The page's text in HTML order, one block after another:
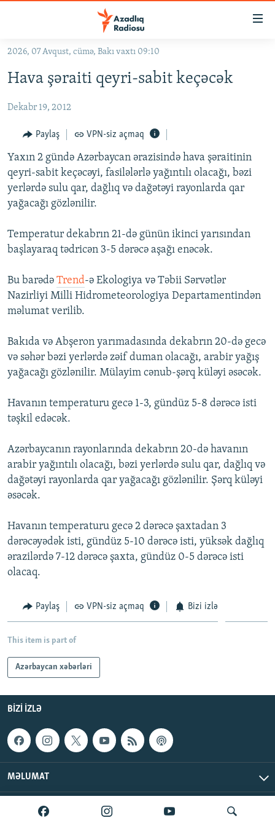
Əsas
qayıt
naviqasiyaya
Axtarışa
keç
#İZAHLA
KORRUPSIOMETR
#ƏSLINDƏ
FƏRQƏ BAX
QANUNI DOĞRU
ARAŞDIRMA
VIDEO
İNFOQRAFIKA
KARIKATURA
RADIO ARXIV
AZƏRBAYCAN ƏDƏBIYYATI KITABXANASI
İSLAM VƏ DEMOKRATIYA
MISSIYAMIZ
PEŞƏ ETIKASI VƏ JURNALISTIKA STANDARTLARIMIZ
AZADLIQRADIOSU MOBIL TELEFONUNUZDA
BIZIMLƏ ƏLAQƏ
XƏBƏR BÜLLETENLƏRIMIZ
BIZI IZLƏ
RFE/RL-in bütün saytları
2026, 07 Avqust, cümə, Bakı vaxtı 09:10
Hava şəraiti qeyri-sabit keçəcək
Dekabr 19, 2012
Paylaş VPN-siz açmaq
Yaxın 2 gündə Azərbaycan ərazisində hava şəraitinin
qeyri-sabit keçəcəyi, fasilələrlə yağıntılı olacağı, bəzi
yerlərdə sulu qar, dağlıq və dağətəyi rayonlarda qar
yağacağı gözlənilir.
Temperatur dekabrın 21-də günün ikinci yarısından
başlayaraq tədricən 3-5 dərəcə aşağı enəcək.
Bu barədə Trend-ə Ekologiya və Təbii Sərvətlər
Nazirliyi Milli Hidrometeorologiya Departamentindən
məlumat verilib.
Bakıda və Abşeron yarımadasında dekabrın 20-də gecə
və səhər bəzi yerlərdə zəif duman olacağı, arabir yağış
yağacağı gözlənilir. Mülayim cənub-şərq küləyi əsəcək.
Havanın temperaturu gecə 1-3, gündüz 5-8 dərəcə isti
təşkil edəcək.
Azərbaycanın rayonlarında dekabrın 20-də havanın
arabir yağıntılı olacağı, bəzi yerlərdə sulu qar, dağlıq və
dağətəyi rayonlarda qar yağacağı gözlənilir. Şərq küləyi
əsəcək.
Havanın temperaturu gecə 2 dərəcə şaxtadan 3
dərəcəyədək isti, gündüz 5-10 dərəcə isti, yüksək dağlıq
ərazilərdə 7-12 dərəcə şaxta, gündüz 0-5 dərəcə isti
olacaq.
Paylaş VPN-siz açmaq Bizi izlə
This item is part of
Azərbaycan xəbərləri
BIZI IZLƏ
MƏLUMAT
AzadlıqRadiosu © 2026 Inc. | Bütün hüquqlar qorunur